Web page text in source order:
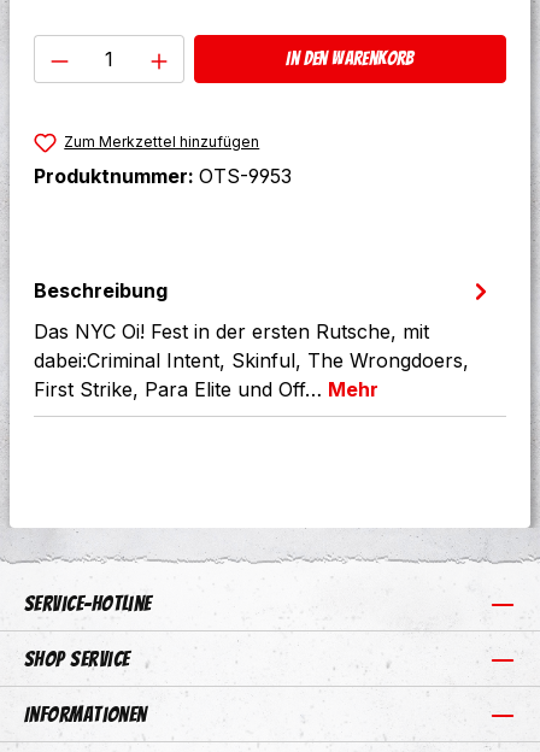
Produkt Anzahl: Gib den
In den Warenkorb
Zum Merkzettel hinzufügen
Produktnummer: OTS-9953
Beschreibung
Das NYC Oi! Fest in der ersten Rutsche, mit
dabei:Criminal Intent, Skinful, The Wrongdoers,
First Strike, Para Elite und Off… Mehr
Service-Hotline
Shop Service
Informationen